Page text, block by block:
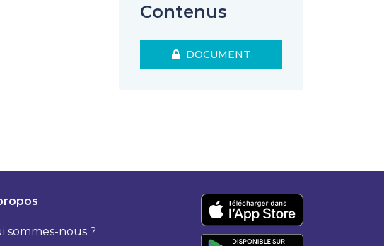
Contenus
DOCUMENT
sommes-nous ?